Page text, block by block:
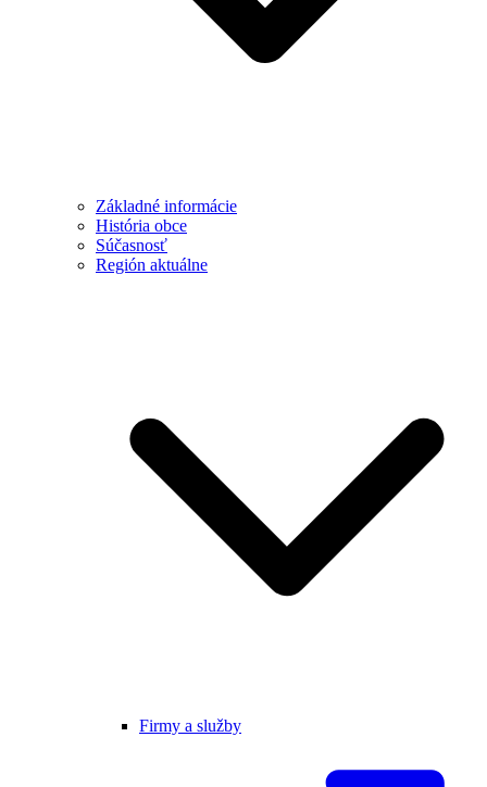
Základné informácie
História obce
Súčasnosť
Región aktuálne
Firmy a služby